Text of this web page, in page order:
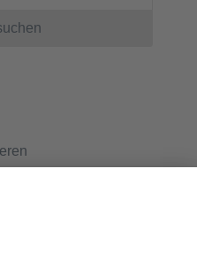
dass die von mir
und für